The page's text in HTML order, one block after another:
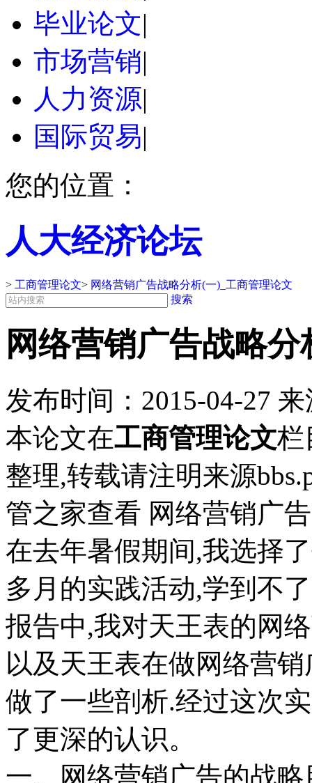
毕业论文|
市场营销|
人力资源|
国际贸易|
您的位置：
人大经济论坛
> 工商管理论文> 网络营销广告战略分析(一)_工商管理论文
搜索
网络营销广告战略
发布时间： 2015-04-27 来
本论文在工商管理论文栏
整理,转载请注明来源
管之家查看 网络营销广
在去年暑假期间,我选择
多月的实践活动,学到不
报告中,我对天王表的网
以及天王表在做网络营
做了一些剖析.经过这次
了更深的认识。
一、网络营销广告的战略